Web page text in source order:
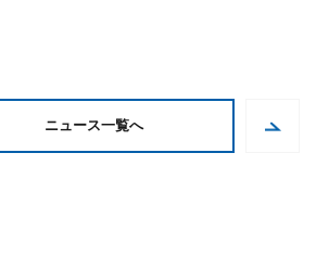
ニュース一覧へ